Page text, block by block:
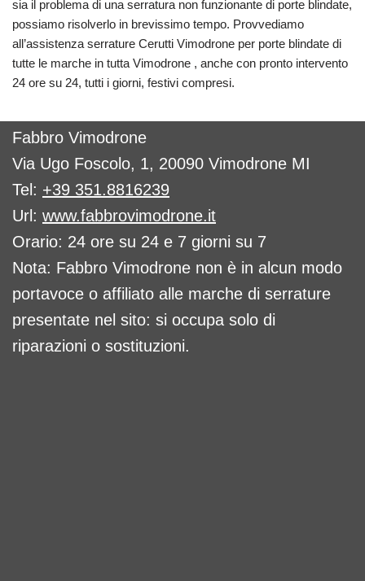
sia il problema di una serratura non funzionante di porte blindate,
possiamo risolverlo in brevissimo tempo. Provvediamo
all’assistenza serrature Cerutti Vimodrone per porte blindate di
tutte le marche in tutta Vimodrone , anche con pronto intervento
24 ore su 24, tutti i giorni, festivi compresi.
Fabbro Vimodrone
Via Ugo Foscolo, 1, 20090 Vimodrone MI
Tel: +39 351.8816239
Url: www.fabbrovimodrone.it
Orario: 24 ore su 24 e 7 giorni su 7
Nota: Fabbro Vimodrone non è in alcun modo
portavoce o affiliato alle marche di serrature
presentate nel sito: si occupa solo di
riparazioni o sostituzioni.